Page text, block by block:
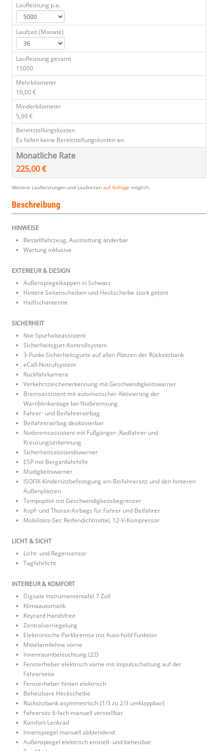
Laufleistung p.a.
Laufzeit (Monate)
Laufleistung gesamt
15000
Mehrkilometer
10,00 €
Minderkilometer
5,00 €
Bereitstellungskosten
Es fallen keine Bereitstellungskosten an.
Monatliche Rate
225,00 €
Weitere Laufleistungen und Laufzeiten auf Anfrage möglich.
Beschreibung
HINWEISE
Bestellfahrzeug, Ausstattung änderbar
Wartung inklusive
EXTERIEUR & DESIGN
Außenspiegelkappen in Schwarz
Hintere Seitenscheiben und Heckscheibe stark getönt
Haifischantenne
SICHERHEIT
Not-Spurhalteassistent
Sicherheitsgurt-Kontrollsystem
3-Punkt-Sicherheitsgurte auf allen Plätzen der Rücksitzbank
eCall-Notrufsystem
Rückfahrkamera
Verkehrszeichenerkennung mit Geschwindigkeitswarner
Bremsassistent mit automatischer Aktivierung der
Warnblinkanlage bei Notbremsung
Fahrer- und Beifahrerairbag
Beifahrerairbag deaktivierbar
Notbremsassistent mit Fußgänger-,Radfahrer und
Kreuzungserkennung
Sicherheitsabstandswarner
ESP mit Berganfahrhilfe
Müdigkeitswarner
ISOFIX-Kindersitzbefestigung am Beifahrersitz und den hinteren
Außenplätzen
Tempopilot mit Geschwindigkeitsbegrenzer
Kopf- und Thorax-Airbags für Fahrer und Beifahrer
Mobilitäts-Set: Reifendichtmittel, 12-V-Kompressor
LICHT & SICHT
Licht- und Regensensor
Tagfahrlicht
INTERIEUR & KOMFORT
Digitale Instrumententafel 7 Zoll
Klimaautomatik
Keycard Handsfree
Zentralverriegelung
Elektronische Parkbremse mit Auto-hold Funktion
Mittelarmlehne vorne
Innenraumbeleuchtung LED
Fensterheber elektrisch vorne mit Impulsschaltung auf der
Fahrerseite
Fensterheber hinten elektrisch
Beheizbare Heckscheibe
Rücksitzbank asymmetrisch (1/3 zu 2/3 umklappbar)
Fahrersitz 6-fach manuell verstellbar
Komfort-Lenkrad
Innenspiegel manuell abblendend
Außenspiegel elektrisch einstell- und beheizbar